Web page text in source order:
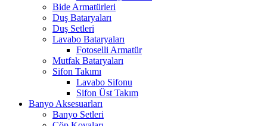
Bide Armatürleri
Duş Bataryaları
Duş Setleri
Lavabo Bataryaları
Fotoselli Armatür
Mutfak Bataryaları
Sifon Takımı
Lavabo Sifonu
Sifon Üst Takım
Banyo Aksesuarları
Banyo Setleri